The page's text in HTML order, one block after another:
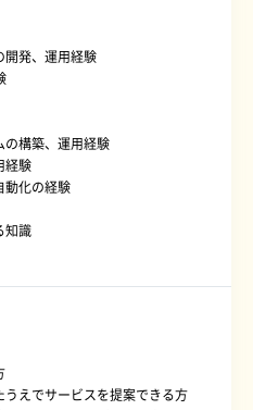
開発、運用経験
の構築、運用経験
経験
動化の経験
知識
うえでサービスを提案できる方